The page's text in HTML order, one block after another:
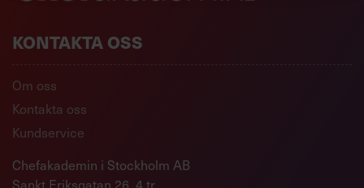
KONTAKTA OSS
Om oss
Kontakta oss
Kundservice
Chefakademin i Stockholm AB